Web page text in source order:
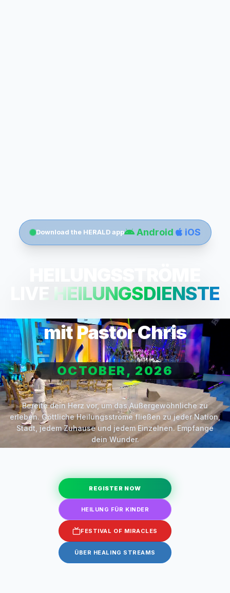
Download the HERALD app Android iOS
LIVE HEILUNGSDIENSTE
mit Pastor Chris
OCTOBER, 2026
Bereite dein Herz vor, um das Außergewöhnliche zu
erleben. Göttliche Heilungsströme fließen zu jeder Nation,
Stadt, jedem Zuhause und jedem Einzelnen. Empfange
dein Wunder.
REGISTER NOW
HEILUNG FÜR KINDER
FESTIVAL OF MIRACLES
ÜBER HEALING STREAMS